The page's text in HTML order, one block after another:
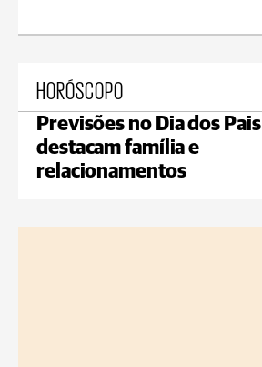
HORÓSCOPO
Previsões no Dia dos Pais
destacam família e
relacionamentos